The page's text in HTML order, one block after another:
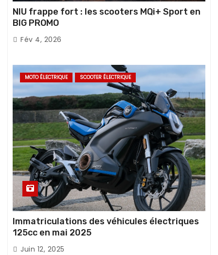
NIU frappe fort : les scooters MQi+ Sport en
BIG PROMO
Fév 4, 2026
MOTO ÉLECTRIQUE SCOOTER ÉLECTRIQUE
Immatriculations des véhicules électriques
125cc en mai 2025
Juin 12, 2025